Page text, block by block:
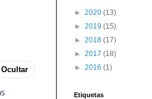
Ocultar
► 2020 (13)
► 2019 (15)
► 2018 (17)
► 2017 (18)
► 2016 (1)
Etiquetas